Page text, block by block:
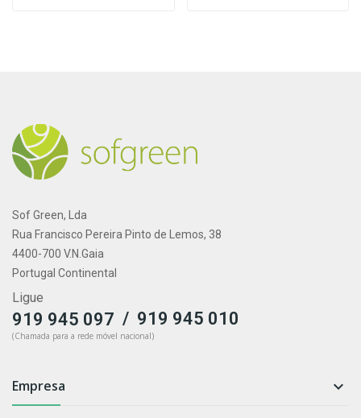
Sof Green, Lda
Rua Francisco Pereira Pinto de Lemos, 38
4400-700 V.N.Gaia
Portugal Continental
Ligue
919 945 097 / 919 945 010
(Chamada para a rede móvel nacional)
Empresa 